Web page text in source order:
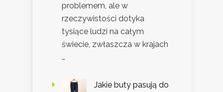
problemem, ale w
rzeczywistości dotyka
tysiące ludzi na całym
świecie, zwłaszcza w krajach
…
Jakie buty pasują do